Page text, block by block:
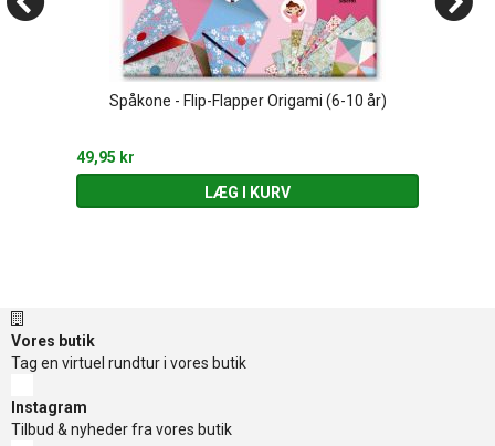
Spåkone - Flip-Flapper Origami (6-10 år)
49,95 kr
LÆG I KURV
Vores butik
Tag en virtuel rundtur i vores butik
Instagram
Tilbud & nyheder fra vores butik